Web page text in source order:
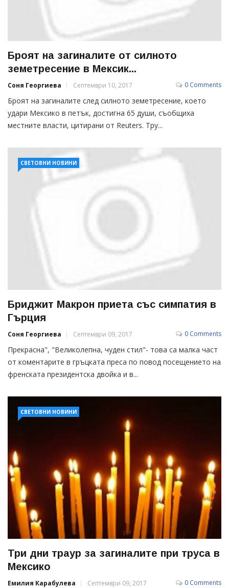
Броят на загиналите от силното
земетресение в Мексик...
Соня Георгиева Септември 10, 2017 0 Comments
Броят на загиналите след силното земетресение, което
удари Мексико в петък, достигна 65 души, съобщиха
местните власти, цитирани от Reuters. Тру...
СВЕТОВНИ НОВИНИ
Бриджит Макрон приета със симпатия в
Гърция
Соня Георгиева Септември 09, 2017 0 Comments
Прекрасна", "Великолепна, чуден стил"- това са малка част
от коментарите в гръцката преса по повод посещението на
френската президентска двойка и в...
СВЕТОВНИ НОВИНИ
Три дни траур за загиналите при труса в
Мексико
Емилия Карабулева Септември 09, 2017 0 Comments